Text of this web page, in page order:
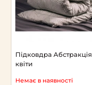
Підковдра Абстракція
квіти
Немає в наявності